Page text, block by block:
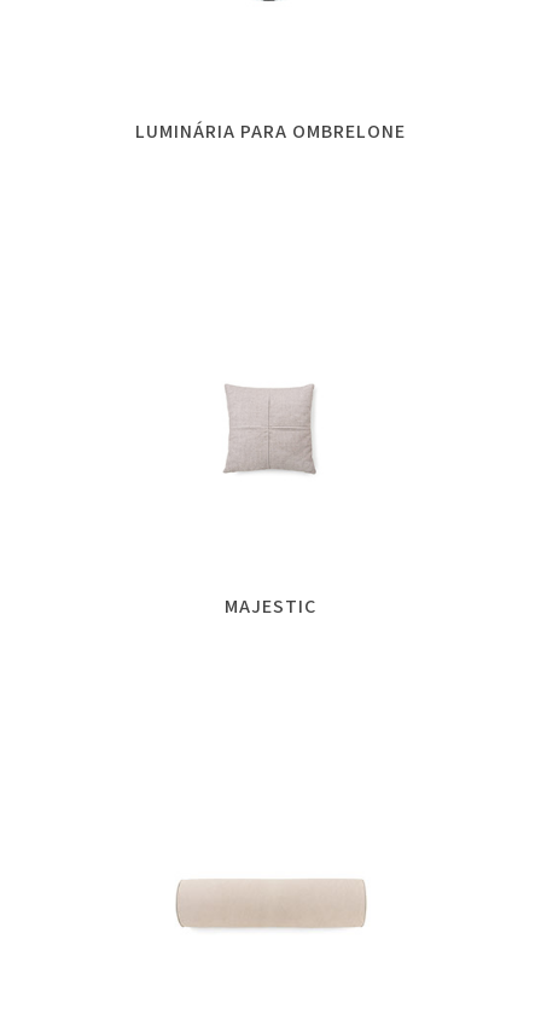
LUMINÁRIA PARA OMBRELONE
MAJESTIC